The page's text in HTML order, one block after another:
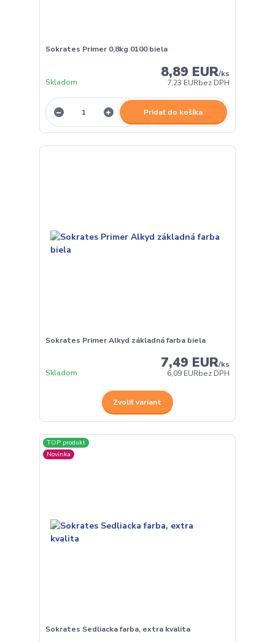
Sokrates Primer 0,8kg 0100 biela
8,89 EUR/ks
7,23 EURbez DPH
Skladom
Pridať do košíka
Sokrates Primer Alkyd základná farba biela
7,49 EUR/ks
6,09 EURbez DPH
Skladom
Zvoliť variant
TOP produkt
Novinka
Sokrates Sedliacka farba, extra kvalita